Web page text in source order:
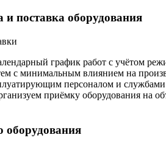
и поставка оборудования
график работ с учётом
с минимальным влиянием на
персоналом и
приёмку оборудования на
оборудования